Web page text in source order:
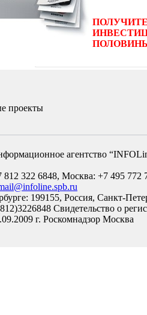
ПОЛОВИНЫ
проекты
агентство
812 322 6848, Москва: +7 495 772
199155, Россия, Санкт-
Свидетельство о
г. Роскомнадзор Москва